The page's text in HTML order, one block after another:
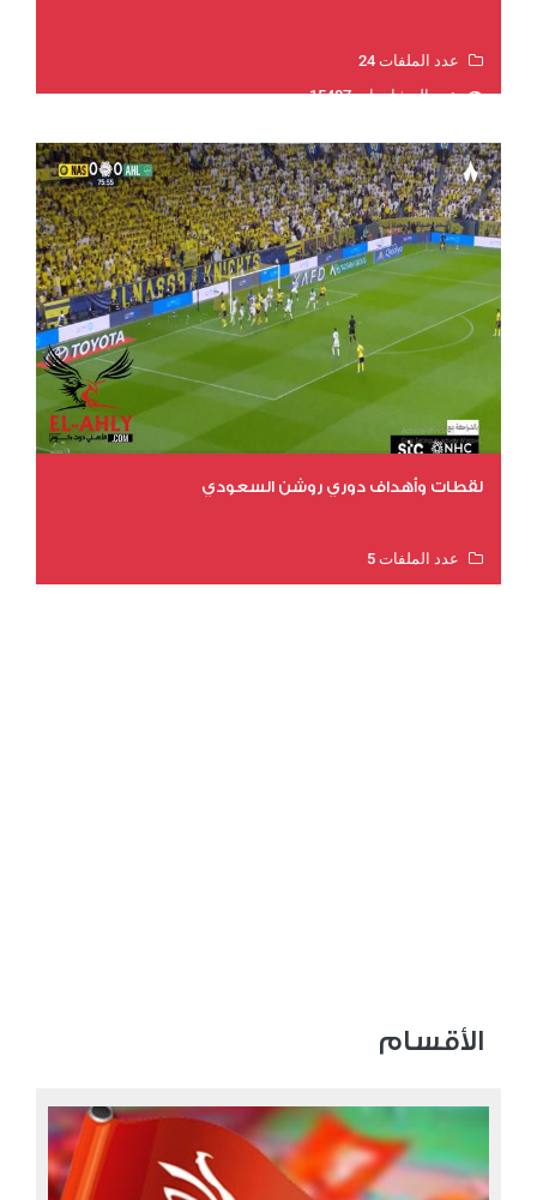
عدد الملفات 24
عدد المشاهدات 15487
لقطات وأهداف دوري روشن السعودي
عدد الملفات 5
الأقسام